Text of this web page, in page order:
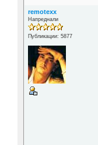
remotexx
Напреднали
Публикации: 5877